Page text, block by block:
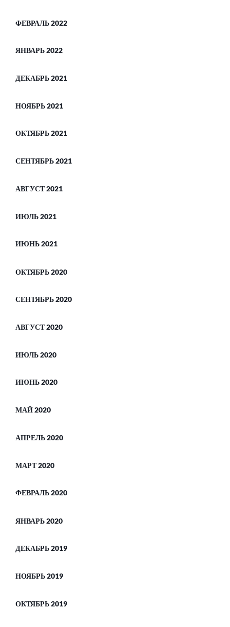
ФЕВРАЛЬ 2022
ЯНВАРЬ 2022
ДЕКАБРЬ 2021
НОЯБРЬ 2021
ОКТЯБРЬ 2021
СЕНТЯБРЬ 2021
АВГУСТ 2021
ИЮЛЬ 2021
ИЮНЬ 2021
ОКТЯБРЬ 2020
СЕНТЯБРЬ 2020
АВГУСТ 2020
ИЮЛЬ 2020
ИЮНЬ 2020
МАЙ 2020
АПРЕЛЬ 2020
МАРТ 2020
ФЕВРАЛЬ 2020
ЯНВАРЬ 2020
ДЕКАБРЬ 2019
НОЯБРЬ 2019
ОКТЯБРЬ 2019